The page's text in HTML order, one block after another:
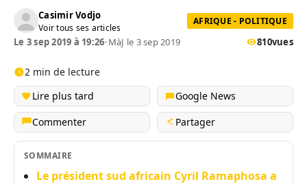
Casimir Vodjo
Voir tous ses articles
AFRIQUE - POLITIQUE
Le 3 sep 2019 à 19:26•MàJ le 3 sep 2019 810vues
2 min de lecture
Lire plus tard
Google News
Commenter
Partager
SOMMAIRE
Le président sud africain Cyril Ramaphosa a